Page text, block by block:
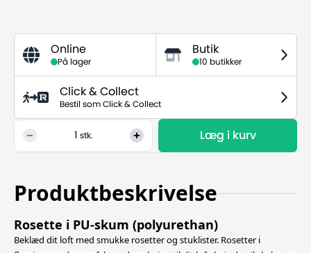
Online
På lager
Butik
10 butikker
Click & Collect
Bestil som Click & Collect
stk. Læg i kurv
Produktbeskrivelse
Rosette i PU-skum (polyurethan)
Beklæd dit loft med smukke rosetter og stuklister. Rosetter i